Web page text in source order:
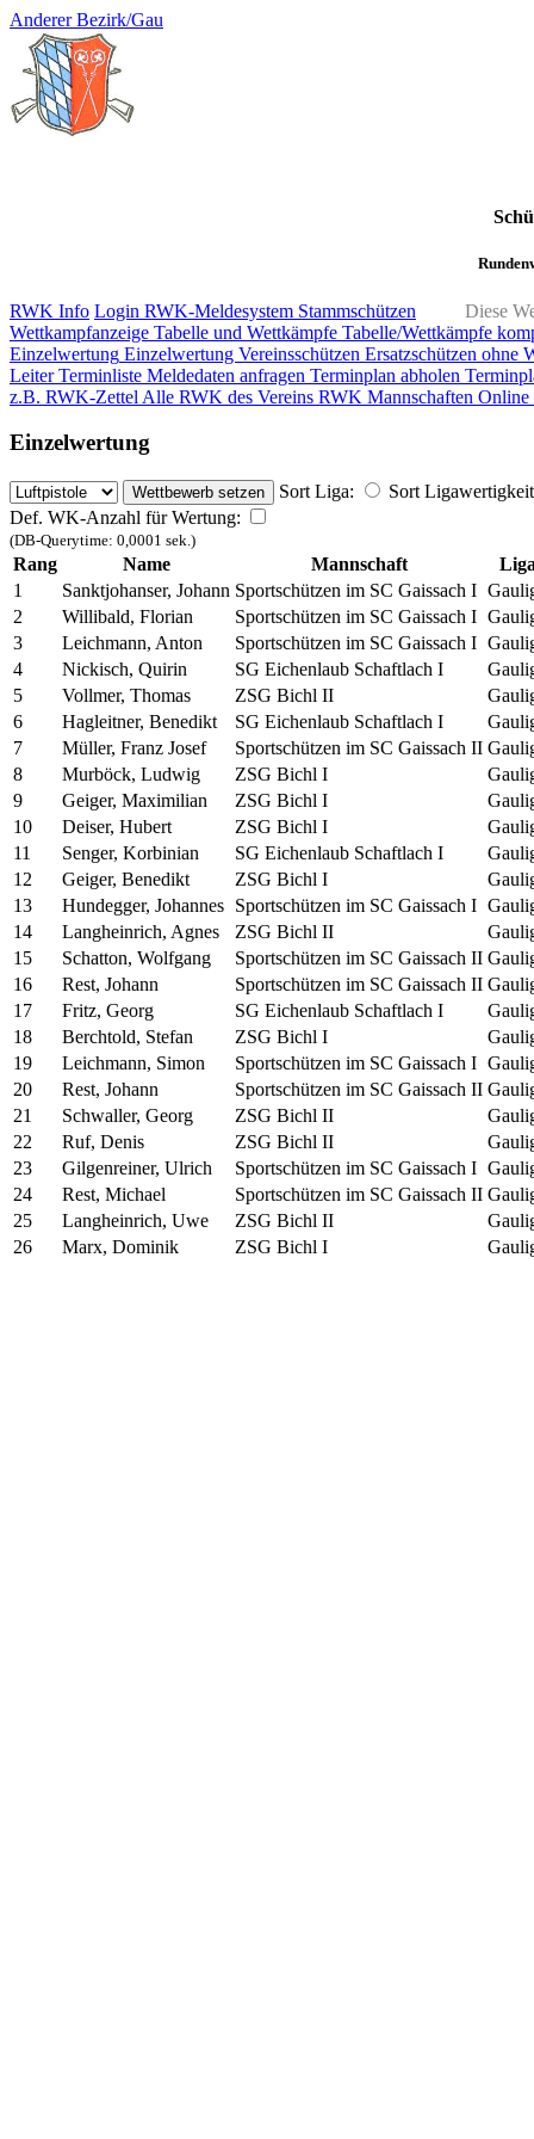
Anderer Bezirk/Gau
Diese
RWK Info Login RWK-Meldesystem Stammschützen
Wettkampfanzeige Tabelle und Wettkämpfe Tabelle/Wettkämpfe
Einzelwertung Einzelwertung Vereinsschützen Ersatzschützen ohne
LeiterTerminliste Meldedaten anfragen Terminplan abholen
z.B. RWK-Zettel Alle RWK des Vereins RWK Mannschaften Online
Einzelwertung
Sort Liga:
Sort
Def. WK-Anzahl für Wertung:
(DB-Querytime: 0,0001 sek.)
Rang Name Mannschaft
1
Sanktjohanser, Johann Sportschützen im SC Gaissach I
2
Willibald, Florian Sportschützen im SC Gaissach I
3
Leichmann, Anton Sportschützen im SC Gaissach I
4
Nickisch, Quirin SG Eichenlaub Schaftlach I
5
Vollmer, Thomas ZSG Bichl II
6
Hagleitner, Benedikt SG Eichenlaub Schaftlach I
7
Müller, Franz Josef Sportschützen im SC Gaissach II
8
Murböck, Ludwig ZSG Bichl I
9
Geiger, Maximilian ZSG Bichl I
10
Deiser, Hubert ZSG Bichl I
11
Senger, Korbinian SG Eichenlaub Schaftlach I
12
Geiger, Benedikt ZSG Bichl I
13
Hundegger, Johannes Sportschützen im SC Gaissach I
14
Langheinrich, Agnes ZSG Bichl II
15
Schatton, Wolfgang Sportschützen im SC Gaissach II
16
Rest, Johann Sportschützen im SC Gaissach II
17
Fritz, Georg SG Eichenlaub Schaftlach I
18
Berchtold, Stefan ZSG Bichl I
19
Leichmann, Simon Sportschützen im SC Gaissach I
20
Rest, Johann Sportschützen im SC Gaissach II
21
Schwaller, Georg ZSG Bichl II
22
Ruf, Denis ZSG Bichl II
23
Gilgenreiner, Ulrich Sportschützen im SC Gaissach I
24
Rest, Michael Sportschützen im SC Gaissach II
25
Langheinrich, Uwe ZSG Bichl II
26
Marx, Dominik ZSG Bichl I